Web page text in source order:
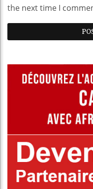
the next time I